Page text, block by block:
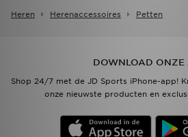
Heren Herenaccessoires Petten
DOWNLOAD ONZE
Shop 24/7 met de JD Sports iPhone-app!
onze nieuwste producten en